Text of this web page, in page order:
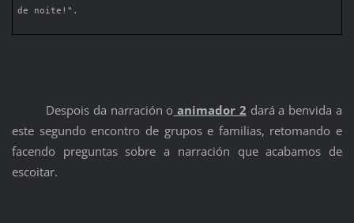
de noite!".
Despois da narración o animador 2 dará a benvida a
este segundo encontro de grupos e familias, retomando e
facendo preguntas sobre a narración que acabamos de
escoitar.